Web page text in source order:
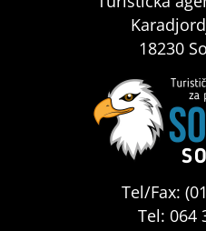
18230
Tel/Fax:
Tel: 064